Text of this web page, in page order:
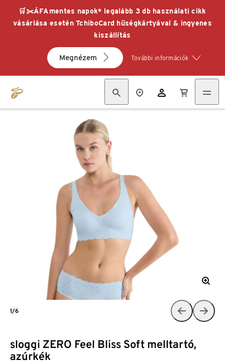
🛒✂️ÁFAmentes napok* legalább 3 db használati cikk
vásárlása esetén TchiboCard hűségkártyával & ingyenes
kiszállítás
Megnézem További információk
sloggi ZERO Feel Bliss Soft melltartó,
azúrkék
1/6